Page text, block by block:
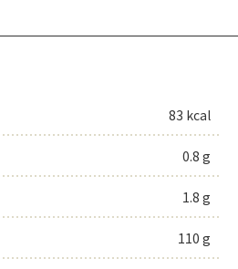
83 kcal
0.8 g
1.8 g
110 g